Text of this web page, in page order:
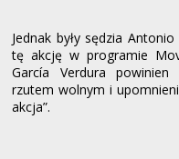
Jednak były sędzia
tę akcję w programie
García Verdura powinien
rzutem wolnym i
akcja”.